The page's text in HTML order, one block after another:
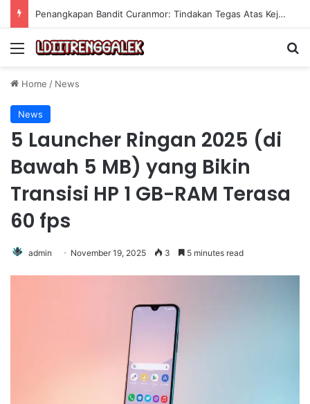
Penangkapan Bandit Curanmor: Tindakan Tegas Atas Kejahatan Sepeda Motor
Menu
Home / News
News
5 Launcher Ringan 2025 (di
Bawah 5 MB) yang Bikin
Transisi HP 1 GB-RAM Terasa
60 fps
admin November 19, 2025 3 5 minutes read